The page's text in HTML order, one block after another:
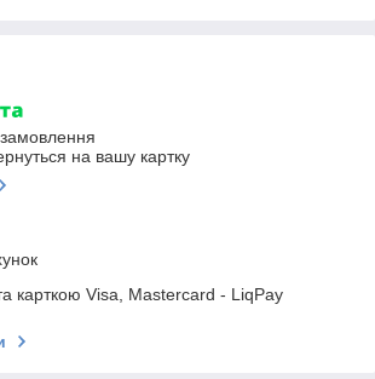
на вашу картку
карткою Visa, Mastercard - LiqPay